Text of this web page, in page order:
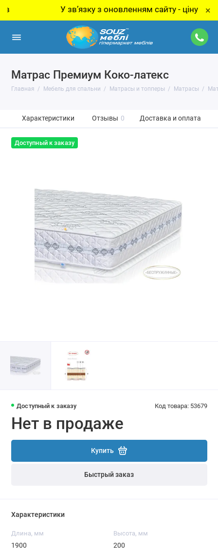
У звʼязку з оновленням сайту - ціну за товар
×
Матрас Премиум Коко-латекс
Главная Мебель для спальни Матрасы и топперы Матрасы
Характеристики Отзывы 0 Доставка и оплата
Доступный к заказу
Доступный к заказу Код товара: 53679
Нет в продаже
Купить
Быстрый заказ
Характеристики
Длина, мм
1900
Высота, мм
200